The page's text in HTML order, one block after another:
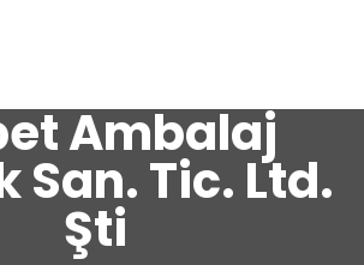
Ambalaj
San. Tic. Ltd.
Şti